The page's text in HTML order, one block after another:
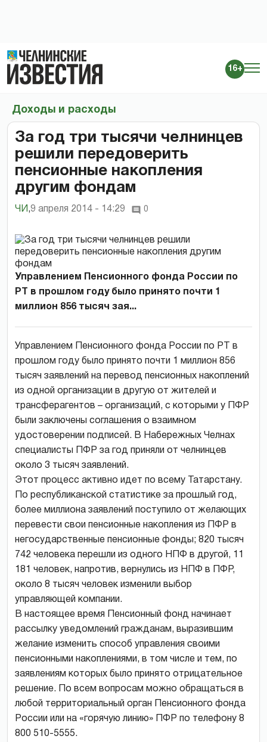
16+
Доходы и расходы
За год три тысячи челнинцев
решили передоверить
пенсионные накопления
другим фондам
ЧИ ,9 апреля 2014 - 14:29 0
Управлением Пенсионного фонда России по
РТ в прошлом году было принято почти 1
миллион 856 тысяч зая...
Управлением Пенсионного фонда России по РТ в
прошлом году было принято почти 1 миллион 856
тысяч заявлений на перевод пенсионных накоплений
из одной организации в другую от жителей и
трансферагентов – организаций, с которыми у ПФР
были заключены соглашения о взаимном
удостоверении подписей. В Набережных Челнах
специалисты ПФР за год приняли от челнинцев
около 3 тысяч заявлений.
Этот процесс активно идет по всему Татарстану.
По республиканской статистике за прошлый год,
более миллиона заявлений поступило от желающих
перевести свои пенсионные накопления из ПФР в
негосударственные пенсионные фонды; 820 тысяч
742 человека перешли из одного НПФ в другой, 11
181 человек, напротив, вернулись из НПФ в ПФР,
около 8 тысяч человек изменили выбор
управляющей компании.
В настоящее время Пенсионный фонд начинает
рассылку уведомлений гражданам, выразившим
желание изменить способ управления своими
пенсионными накоплениями, в том числе и тем, по
заявлениям которых было принято отрицательное
решение. По всем вопросам можно обращаться в
любой территориальный орган Пенсионного фонда
России или на «горячую линию» ПФР по телефону 8
800 510-5555.